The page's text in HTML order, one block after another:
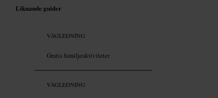
Liknande guider
VÄGLEDNING
Gratis familjeaktiviteter
VÄGLEDNING